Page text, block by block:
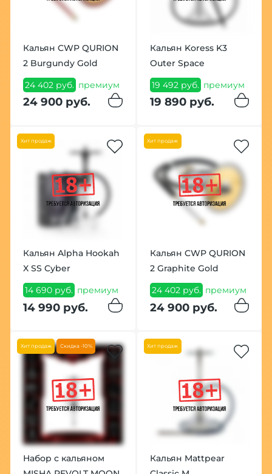
Кальян CWP QURION
2 Burgundy Gold
24 402 руб. премиум
24 900 руб.
Кальян Koress K3
Outer Space
19 492 руб. премиум
19 890 руб.
Хит продаж
Кальян Alpha Hookah
X SS Cyber
14 690 руб. премиум
14 990 руб.
Хит продаж
Кальян CWP QURION
2 Graphite Gold
24 402 руб. премиум
24 900 руб.
Хит продаж Скидка -10%
Набор с кальяном
Хит продаж
Кальян Mattpear